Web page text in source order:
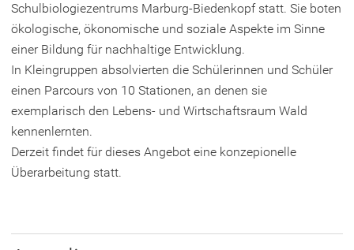
Schulbiologiezentrums Marburg-Biedenkopf statt. Sie boten
ökologische, ökonomische und soziale Aspekte im Sinne
einer Bildung für nachhaltige Entwicklung.
In Kleingruppen absolvierten die Schülerinnen und Schüler
einen Parcours von 10 Stationen, an denen sie
exemplarisch den Lebens- und Wirtschaftsraum Wald
kennenlernten.
Derzeit findet für dieses Angebot eine konzepionelle
Überarbeitung statt.